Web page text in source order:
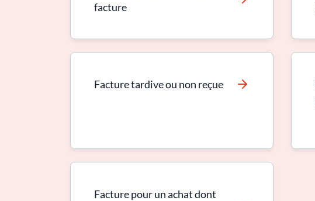
facture
Facture tardive ou non reçue
Facture pour un achat dont